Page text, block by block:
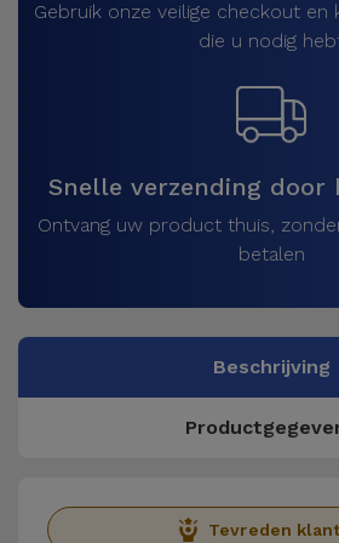
Gebruik onze veilige checkout
die u nodig
Snelle verzending door
Ontvang uw product thuis,
betalen
Beschrijving
Tevreden